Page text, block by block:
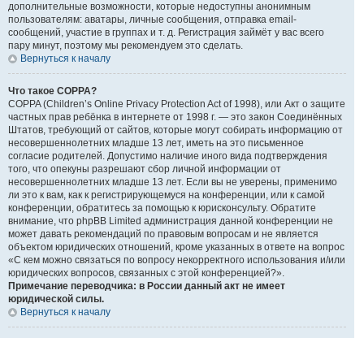
дополнительные возможности, которые недоступны анонимным
пользователям: аватары, личные сообщения, отправка email-
сообщений, участие в группах и т. д. Регистрация займёт у вас всего
пару минут, поэтому мы рекомендуем это сделать.
Вернуться к началу
Что такое COPPA?
COPPA (Children’s Online Privacy Protection Act of 1998), или Акт о защите
частных прав ребёнка в интернете от 1998 г. — это закон Соединённых
Штатов, требующий от сайтов, которые могут собирать информацию от
несовершеннолетних младше 13 лет, иметь на это письменное
согласие родителей. Допустимо наличие иного вида подтверждения
того, что опекуны разрешают сбор личной информации от
несовершеннолетних младше 13 лет. Если вы не уверены, применимо
ли это к вам, как к регистрирующемуся на конференции, или к самой
конференции, обратитесь за помощью к юрисконсульту. Обратите
внимание, что phpBB Limited администрация данной конференции не
может давать рекомендаций по правовым вопросам и не является
объектом юридических отношений, кроме указанных в ответе на вопрос
«С кем можно связаться по вопросу некорректного использования и/или
юридических вопросов, связанных с этой конференцией?».
Примечание переводчика: в России данный акт не имеет
юридической силы.
Вернуться к началу